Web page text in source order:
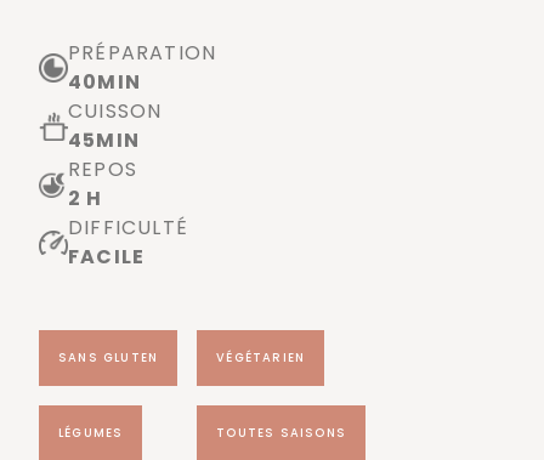
PRÉPARATION
40MIN
CUISSON
45MIN
REPOS
2 H
DIFFICULTÉ
FACILE
SANS GLUTEN VÉGÉTARIEN
LÉGUMES TOUTES SAISONS